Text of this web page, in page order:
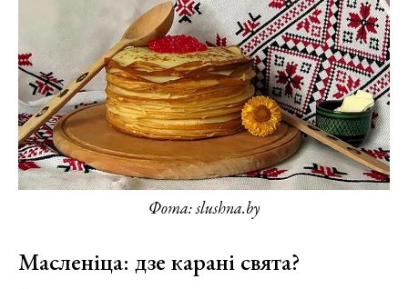
Фота: slushna.by
Масленіца: дзе карані свята?